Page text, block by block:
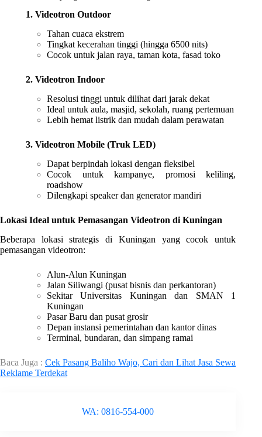
1. Videotron Outdoor
Tahan cuaca ekstrem
Tingkat kecerahan tinggi (hingga 6500 nits)
Cocok untuk jalan raya, taman kota, fasad toko
2. Videotron Indoor
Resolusi tinggi untuk dilihat dari jarak dekat
Ideal untuk aula, masjid, sekolah, ruang pertemuan
Lebih hemat listrik dan mudah dalam perawatan
3. Videotron Mobile (Truk LED)
Dapat berpindah lokasi dengan fleksibel
Cocok untuk kampanye, promosi keliling,
roadshow
Dilengkapi speaker dan generator mandiri
Lokasi Ideal untuk Pemasangan Videotron di Kuningan
Beberapa lokasi strategis di Kuningan yang cocok untuk
pemasangan videotron:
Alun-Alun Kuningan
Jalan Siliwangi (pusat bisnis dan perkantoran)
Sekitar Universitas Kuningan dan SMAN 1
Kuningan
Pasar Baru dan pusat grosir
Depan instansi pemerintahan dan kantor dinas
Terminal, bundaran, dan simpang ramai
Baca Juga : Cek Pasang Baliho Wajo, Cari dan Lihat Jasa Sewa
Reklame Terdekat
WA: 0816-554-000